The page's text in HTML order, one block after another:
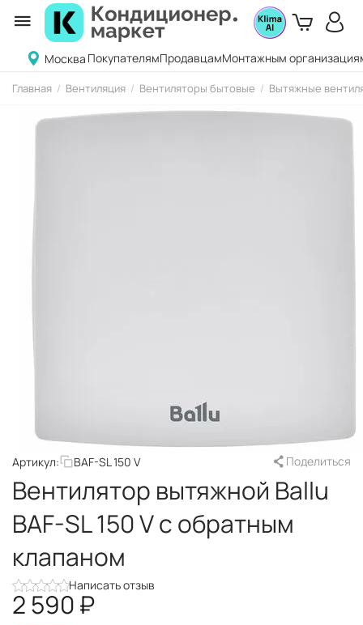
Москва ПокупателямПродавцамМонтажным
Главная / Вентиляция / Вентиляторы бытовые / Вытяжные
Артикул: BAF-SL 150 V Поделиться
Вентилятор вытяжной Ballu
BAF-SL 150 V с обратным
клапаном
Написать отзыв
2 590₽